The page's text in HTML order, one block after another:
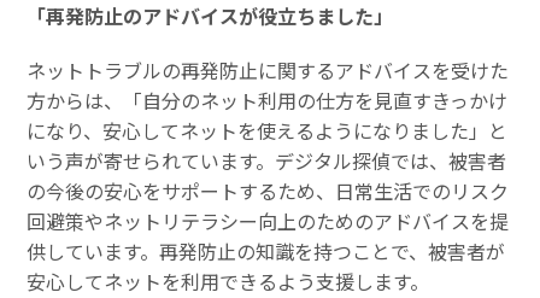
「再発防止のアドバイスが役立ちました」
ネットトラブルの再発防止に関するアドバイスを受けた
方からは、「自分のネット利用の仕方を見直すきっかけ
になり、安心してネットを使えるようになりました」と
いう声が寄せられています。デジタル探偵では、被害者
の今後の安心をサポートするため、日常生活でのリスク
回避策やネットリテラシー向上のためのアドバイスを提
供しています。再発防止の知識を持つことで、被害者が
安心してネットを利用できるよう支援します。